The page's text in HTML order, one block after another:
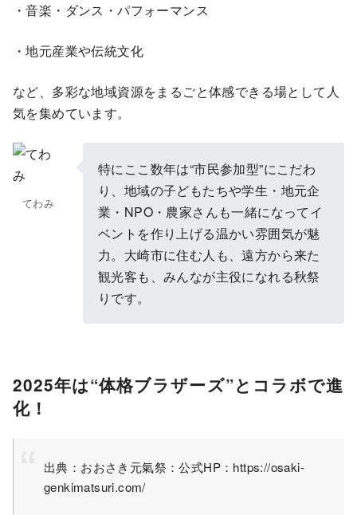
・音楽・ダンス・パフォーマンス
・地元産業や伝統文化
など、多彩な地域資源をまるごと体感できる場として人
気を集めています。
てわみ
特にここ数年は“市民参加型”にこだわ
り、地域の子どもたちや学生・地元企
業・NPO・農家さんも一緒になってイ
ベントを作り上げる温かい雰囲気が魅
力。大崎市に住む人も、遠方から来た
観光客も、みんなが主役になれる秋祭
りです。
2025年は“体格ブラザーズ”とコラボで進
化！
出典：おおさき元氣祭：公式HP：https://osaki-
genkimatsuri.com/